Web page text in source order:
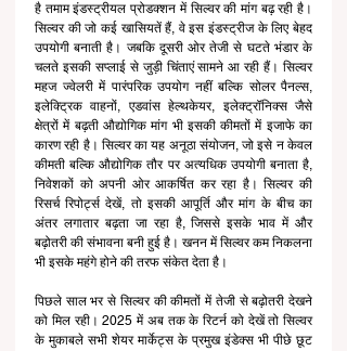
है तमाम इंडस्ट्रीयल प्रोडक्शन में सिल्वर की मांग बढ़ रही है।
सिल्वर की जो कई खासियतें हैं, वे इस इंडस्ट्रीज के लिए बेहद
उपयोगी बनाती है। जबकि दूसरी ओर तेजी से घटते भंडार के
चलते इसकी सप्लाई से जुड़ी चिंताएं सामने आ रही हैं। सिल्वर
महज ज्वेलरी में पारंपरिक उपयोग नहीं बल्कि सोलर पैनल्स,
इलेक्ट्रिक वाहनों, एडवांस हेल्थकेयर, इलेक्ट्रॉनिक्स जैसे
क्षेत्रों में बढ़ती औद्योगिक मांग भी इसकी कीमतों में इजाफे का
कारण रही है। सिल्वर का यह अनूठा संयोजन, जो इसे न केवल
कीमती बल्कि औद्योगिक तौर पर अत्यधिक उपयोगी बनाता है,
निवेशकों को अपनी ओर आकर्षित कर रहा है। सिल्वर की
रिसर्च रिपोर्ट्स देखें, तो इसकी आपूर्ति और मांग के बीच का
अंतर लगातार बढ़ता जा रहा है, जिससे इसके भाव में और
बढ़ोतरी की संभावना बनी हुई है। खनन में सिल्वर कम निकलना
भी इसके महंगे होने की तरफ संकेत देता है।
पिछले साल भर से सिल्वर की कीमतों में तेजी से बढ़ोतरी देखने
को मिल रही। 2025 में अब तक के रिटर्न को देखें तो सिल्वर
के मुकाबले सभी शेयर मार्केट्स के प्रमुख इंडेक्स भी पीछे छूट